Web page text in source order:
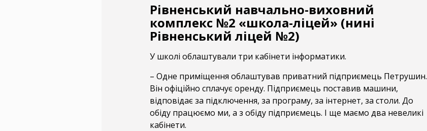
Рівненський навчально-виховний
комплекс №2 «школа-ліцей» (нині
Рівненський ліцей №2)
У школі облаштували три кабінети інформатики.
– Одне приміщення облаштував приватний підприємець Петрушин.
Він офіційно сплачує оренду. Підприємець поставив машини,
відповідає за підключення, за програму, за інтернет, за столи. До
обіду працюємо ми, а з обіду підприємець. І ще маємо два невеликі
кабінети.